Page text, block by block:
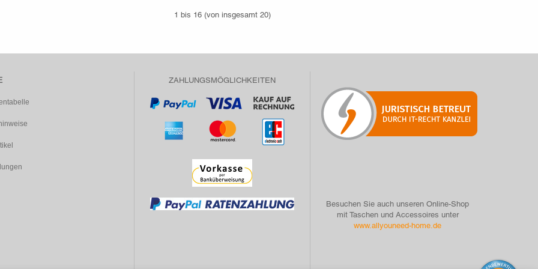
1 bis 16(von insgesamt 20)
ZAHLUNGSMÖGLICHKEITEN
Besuchen Sie auch unseren Online-Shop
mit Taschen und Accessoires unter
www.allyouneed-home.de